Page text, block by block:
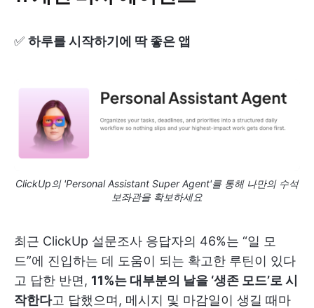
✅ 하루를 시작하기에 딱 좋은 앱
ClickUp의 'Personal Assistant Super Agent'를 통해 나만의 수석
보좌관을 확보하세요
최근 ClickUp 설문조사 응답자의 46%는 “일 모
드”에 진입하는 데 도움이 되는 확고한 루틴이 있다
고 답한 반면, 11%는 대부분의 날을 ‘생존 모드’로 시
작한다고 답했으며, 메시지 및 마감일이 생길 때마